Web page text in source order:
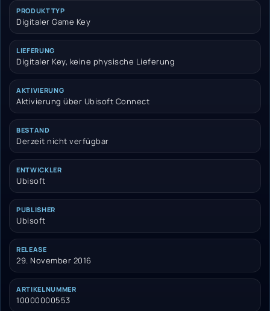
PRODUKTTYP
Digitaler Game Key
LIEFERUNG
Digitaler Key, keine physische Lieferung
AKTIVIERUNG
Aktivierung über Ubisoft Connect
BESTAND
Derzeit nicht verfügbar
ENTWICKLER
Ubisoft
PUBLISHER
Ubisoft
RELEASE
29. November 2016
ARTIKELNUMMER
10000000553